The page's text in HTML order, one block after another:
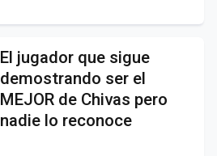
El jugador que sigue
demostrando ser el
MEJOR de Chivas pero
nadie lo reconoce